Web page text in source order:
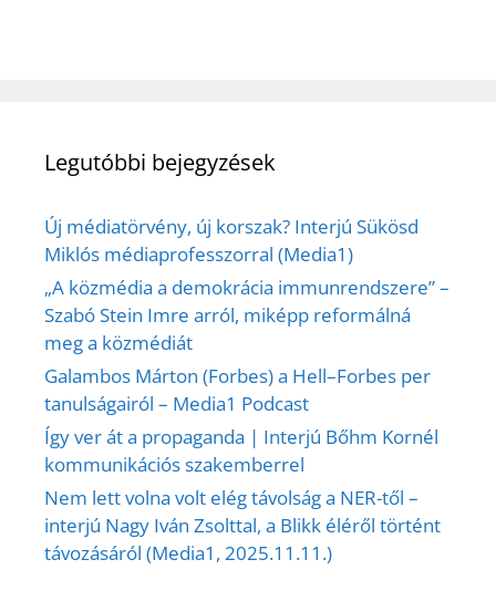
Legutóbbi bejegyzések
Új médiatörvény, új korszak? Interjú Sükösd
Miklós médiaprofesszorral (Media1)
„A közmédia a demokrácia immunrendszere” –
Szabó Stein Imre arról, miképp reformálná
meg a közmédiát
Galambos Márton (Forbes) a Hell–Forbes per
tanulságairól – Media1 Podcast
Így ver át a propaganda | Interjú Bőhm Kornél
kommunikációs szakemberrel
Nem lett volna volt elég távolság a NER-től –
interjú Nagy Iván Zsolttal, a Blikk éléről történt
távozásáról (Media1, 2025.11.11.)